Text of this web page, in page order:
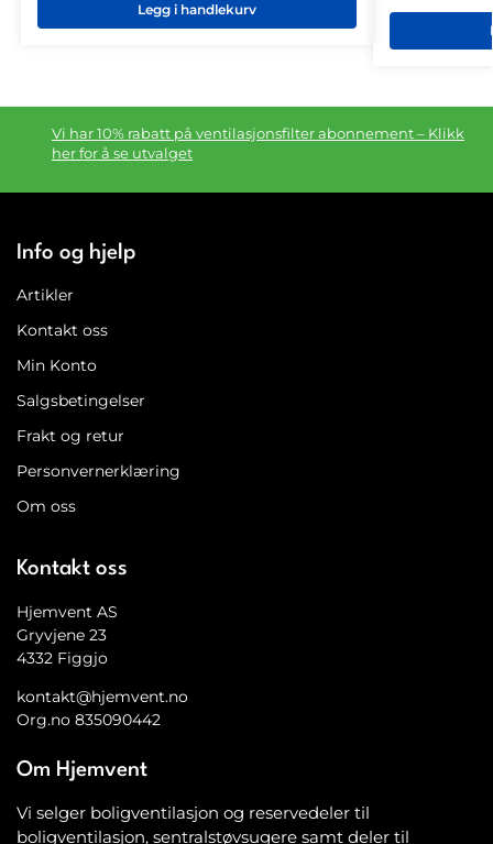
Legg i handlekurv
Vi har 10% rabatt på ventilasjonsfilter abonnement – Klikk
her for å se utvalget
Info og hjelp
Artikler
Kontakt oss
Min Konto
Salgsbetingelser
Frakt og retur
Personvernerklæring
Om oss
Kontakt oss
Hjemvent AS
Gryvjene 23
4332 Figgjo
kontakt@hjemvent.no
Org.no 835090442
Om Hjemvent
Vi selger boligventilasjon og reservedeler til
boligventilasjon, sentralstøvsugere samt deler til